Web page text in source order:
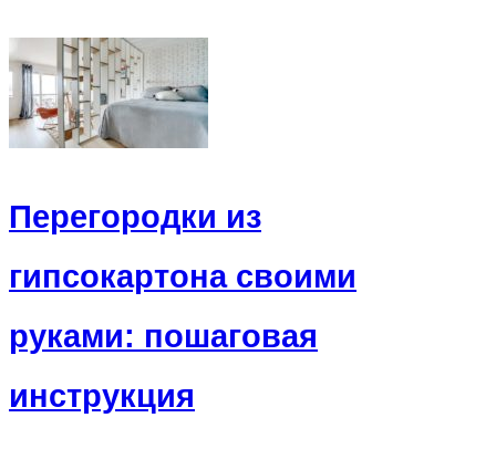
Перегородки из
гипсокартона своими
руками: пошаговая
инструкция